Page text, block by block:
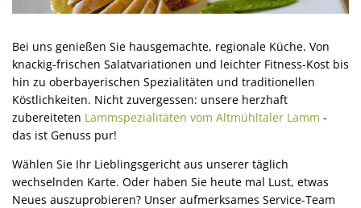
Bei uns genießen Sie hausgemachte, regionale Küche. Von
knackig-frischen Salatvariationen und leichter Fitness-Kost bis
hin zu oberbayerischen Spezialitäten und traditionellen
Köstlichkeiten. Nicht zuvergessen: unsere herzhaft
zubereiteten Lammspezialitäten vom Altmühltaler Lamm -
das ist Genuss pur!
Wählen Sie Ihr Lieblingsgericht aus unserer täglich
wechselnden Karte. Oder haben Sie heute mal Lust, etwas
Neues auszuprobieren? Unser aufmerksames Service-Team